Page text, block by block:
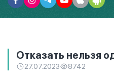
Отказать нельзя
27.07.2023 8742